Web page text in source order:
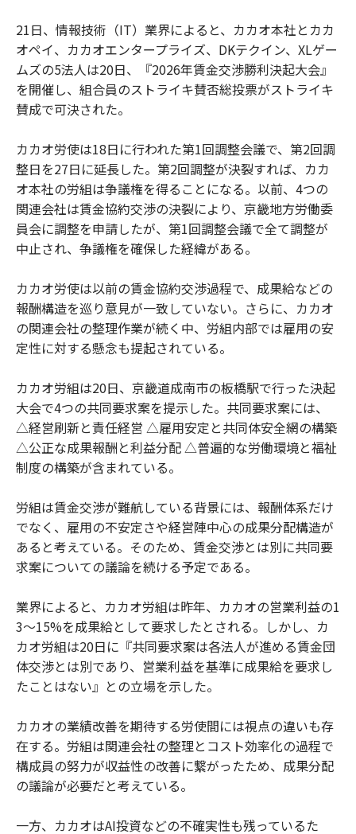
21日、情報技術（IT）業界によると、カカオ本社とカカ
オペイ、カカオエンタープライズ、DKテクイン、XLゲー
ムズの5法人は20日、『2026年賃金交渉勝利決起大会』
を開催し、組合員のストライキ賛否総投票がストライキ
賛成で可決された。
カカオ労使は18日に行われた第1回調整会議で、第2回調
整日を27日に延長した。第2回調整が決裂すれば、カカ
オ本社の労組は争議権を得ることになる。以前、4つの
関連会社は賃金協約交渉の決裂により、京畿地方労働委
員会に調整を申請したが、第1回調整会議で全て調整が
中止され、争議権を確保した経緯がある。
カカオ労使は以前の賃金協約交渉過程で、成果給などの
報酬構造を巡り意見が一致していない。さらに、カカオ
の関連会社の整理作業が続く中、労組内部では雇用の安
定性に対する懸念も提起されている。
カカオ労組は20日、京畿道成南市の板橋駅で行った決起
大会で4つの共同要求案を提示した。共同要求案には、
△経営刷新と責任経営 △雇用安定と共同体安全網の構築
△公正な成果報酬と利益分配 △普遍的な労働環境と福祉
制度の構築が含まれている。
労組は賃金交渉が難航している背景には、報酬体系だけ
でなく、雇用の不安定さや経営陣中心の成果分配構造が
あると考えている。そのため、賃金交渉とは別に共同要
求案についての議論を続ける予定である。
業界によると、カカオ労組は昨年、カカオの営業利益の1
3～15%を成果給として要求したとされる。しかし、カ
カオ労組は20日に『共同要求案は各法人が進める賃金団
体交渉とは別であり、営業利益を基準に成果給を要求し
たことはない』との立場を示した。
カカオの業績改善を期待する労使間には視点の違いも存
在する。労組は関連会社の整理とコスト効率化の過程で
構成員の努力が収益性の改善に繋がったため、成果分配
の議論が必要だと考えている。
一方、カカオはAI投資などの不確実性も残っているた